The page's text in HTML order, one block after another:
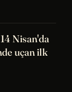
Nisan'da
uçan ilk